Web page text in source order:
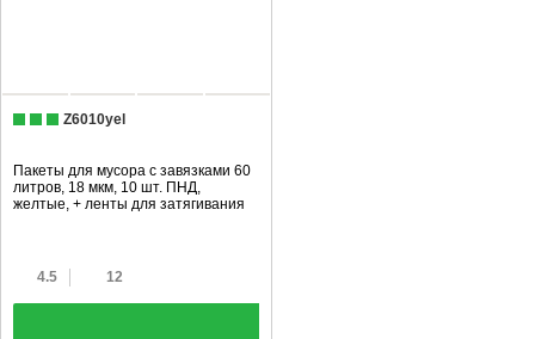
Z6010yel
Пакеты для мусора с завязками 60
литров, 18 мкм, 10 шт. ПНД,
желтые, + ленты для затягивания
4.5 12